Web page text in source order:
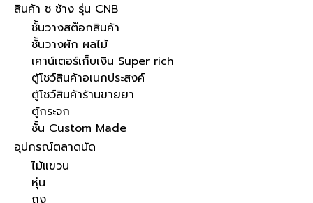
สินค้า ช ช้าง รุ่น CNB
ชั้นวางสต๊อกสินค้า
ชั้นวางผัก ผลไม้
เคาน์เตอร์เก็บเงิน Super rich
ตู้โชว์สินค้าอเนกประสงค์
ตู้โชว์สินค้าร้านขายยา
ตู้กระจก
ชั้น Custom Made
อุปกรณ์ตลาดนัด
ไม้แขวน
หุ่น